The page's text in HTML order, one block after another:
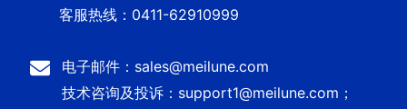
客服热线：0411-62910999
电子邮件：sales@meilune.com
技术咨询及投诉：support1@meilune.com；